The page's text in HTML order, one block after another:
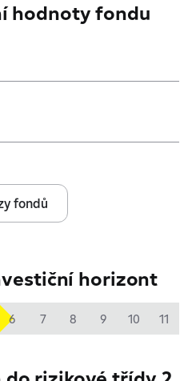
hodnoty fondu
fondů
horizont
6 7 8 9 10 11